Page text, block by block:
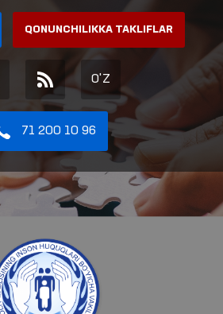
QONUNCHILIKKA TAKLIFLAR
O'Z
71 200 10 96